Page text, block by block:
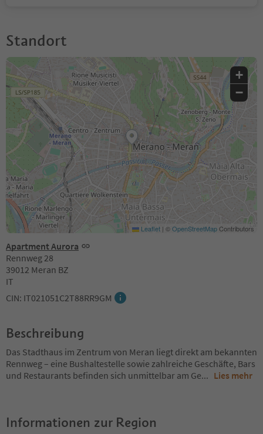
Standort
Apartment Aurora
Rennweg 28
39012 Meran BZ
IT
CIN: IT021051C2T88RR9GM
+
−
Leaflet | ©OpenStreetMapContributors
Beschreibung
Das Stadthaus im Zentrum von Meran liegt direkt am bekannten
Rennweg – eine Bushaltestelle sowie zahlreiche Geschäfte, Bars
und Restaurants befinden sich unmittelbar am Ge... Lies mehr
Informationen zur Region